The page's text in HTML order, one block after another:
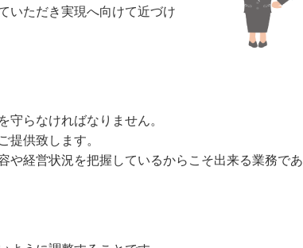
いただき実現へ向けて近づけ
らなければなりません。
供致します。
や経営状況を把握しているからこそ出来る業務であ